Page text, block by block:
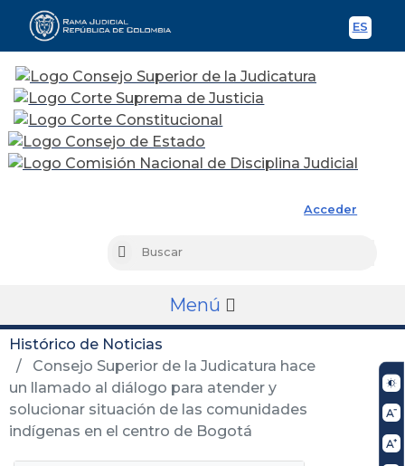
ES
Acceder
Buscar
Menú
Histórico de Noticias
Consejo Superior de la Judicatura hace
un llamado al diálogo para atender y
solucionar situación de las comunidades
indígenas en el centro de Bogotá